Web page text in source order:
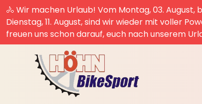
🚴 Wir machen Urlaub! Vom Montag, 03. August,
Dienstag, 11. August, sind wir wieder mit voller
freuen uns schon darauf, euch nach unserem